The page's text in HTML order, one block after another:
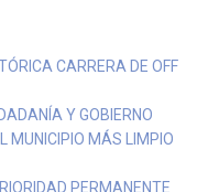
CARRERA DE OFF
Y GOBIERNO
MUNICIPIO MÁS LIMPIO
PERMANENTE